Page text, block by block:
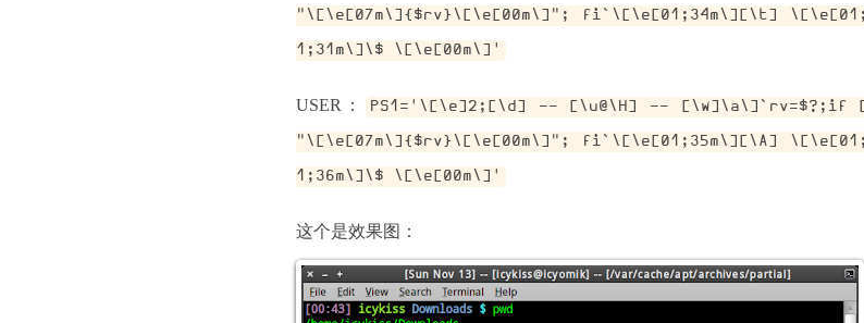
"\[\e[07m\]{$rv}\[\e[00m\]"; fi`\[\e[01;34m\][\t]
1;31m\]\$ \[\e[00m\]'
USER： PS1='\[\e]2;[\d] -- [\u@\H] -- [\w]\a\]`rv=$?;if
"\[\e[07m\]{$rv}\[\e[00m\]"; fi`\[\e[01;35m\][\A]
1;36m\]\$ \[\e[00m\]'